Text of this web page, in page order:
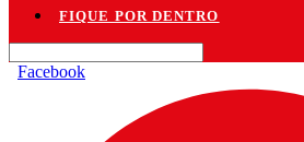
FIQUE POR DENTRO
Facebook